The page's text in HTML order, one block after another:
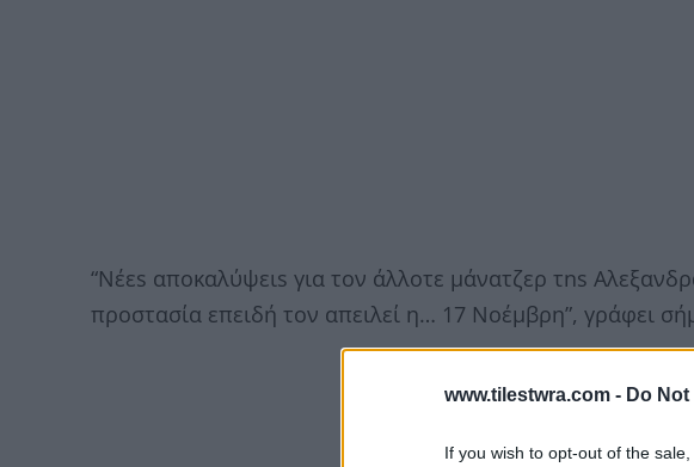
www.tilestwra.com - Do
If you wish to opt-out of the
“Νέεs αποκαλύψειs για τον άλλοτε μάνατζερ τns
προστασία επειδή τον απειλεί η… 17 Νοέμβρη”, γράφει